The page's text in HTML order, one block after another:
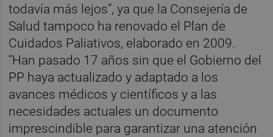
todavía más lejos”, ya que la Consejería de
Salud tampoco ha renovado el Plan de
Cuidados Paliativos, elaborado en 2009.
“Han pasado 17 años sin que el Gobierno del
PP haya actualizado y adaptado a los
avances médicos y científicos y a las
necesidades actuales un documento
imprescindible para garantizar una atención